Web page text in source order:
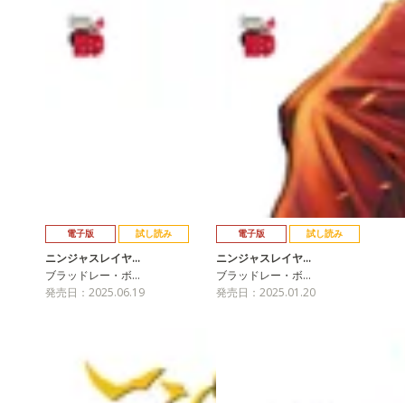
電子版 試し読み
ニンジャスレイヤ…
ブラッドレー・ボ…
発売日：2025.06.19
電子版 試し読み
ニンジャスレイヤ…
ブラッドレー・ボ…
発売日：2025.01.20